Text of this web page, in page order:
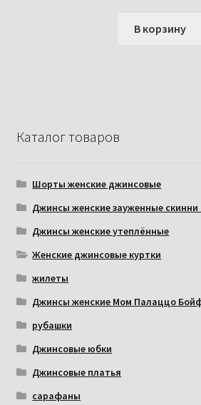
В корзину
Каталог товаров
Шорты женские джинсовые
Джинсы женские зауженные скинни
Джинсы женские утеплённые
Женские джинсовые куртки
жилеты
Джинсы женские Мом Палаццо
рубашки
Джинсовые юбки
Джинсовые платья
сарафаны